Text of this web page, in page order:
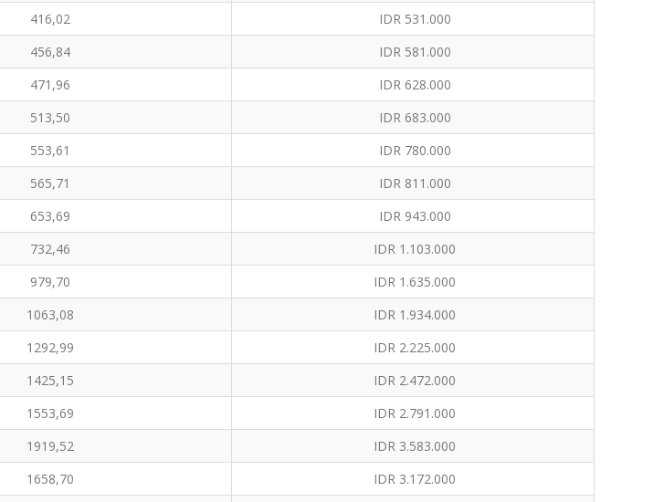
416,02
IDR 531.000
456,84
IDR 581.000
471,96
IDR 628.000
513,50
IDR 683.000
553,61
IDR 780.000
565,71
IDR 811.000
653,69
IDR 943.000
732,46
IDR 1.103.000
979,70
IDR 1.635.000
1063,08
IDR 1.934.000
1292,99
IDR 2.225.000
1425,15
IDR 2.472.000
1553,69
IDR 2.791.000
1919,52
IDR 3.583.000
1658,70
IDR 3.172.000